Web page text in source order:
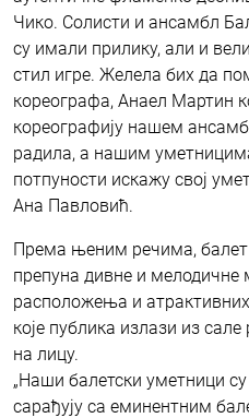
Чико. Солисти и ансамбл
су имали прилику, али и
стил игре. Желела бих да
кореографа, Анаел Мартин
кореографију нашем
радила, а нашим
потпуности искажу свој
Ана Павловић.
Према њеним речима, балет
препуна дивне и мелодичне
расположења и
које публика излази из
на лицу.
„Наши балетски уметници
сарађују са еминентним